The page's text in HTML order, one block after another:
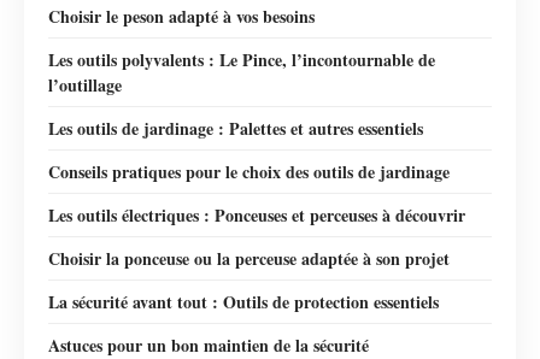
Choisir le peson adapté à vos besoins
Les outils polyvalents : Le Pince, l’incontournable de
l’outillage
Les outils de jardinage : Palettes et autres essentiels
Conseils pratiques pour le choix des outils de jardinage
Les outils électriques : Ponceuses et perceuses à découvrir
Choisir la ponceuse ou la perceuse adaptée à son projet
La sécurité avant tout : Outils de protection essentiels
Astuces pour un bon maintien de la sécurité